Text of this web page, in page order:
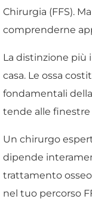
Chirurgia (FFS).
comprenderne
La distinzione più
casa. Le ossa
fondamentali
tende alle finestre
Un chirurgo
dipende
trattamento
nel tuo percorso